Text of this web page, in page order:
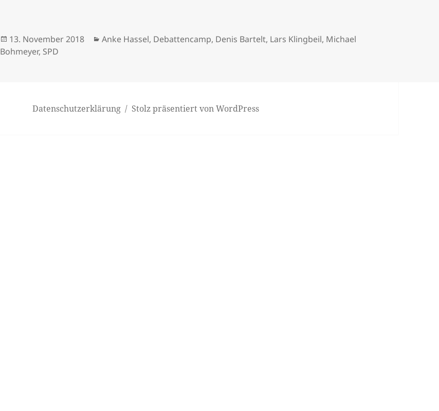
Veröffentlicht
am
13. November 2018 Kategorien
Anke Hassel, Debattencamp, Denis Bartelt, Lars Klingbeil, Michael
Bohmeyer, SPD
Datenschutzerklärung Stolz präsentiert von WordPress